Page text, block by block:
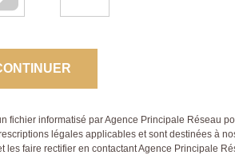
informatisé par Agence Principale Réseau
légales applicables et sont destinées à
faire rectifier en contactant Agence Principale